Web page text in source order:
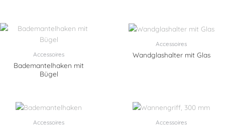
Accessoires
Bademantelhaken mit
Bügel
Accessoires
Wandglashalter mit Glas
Accessoires Accessoires